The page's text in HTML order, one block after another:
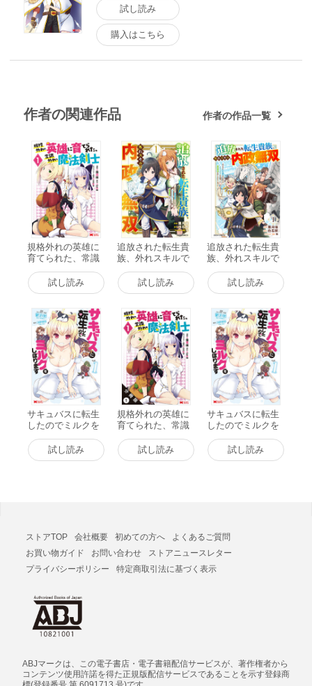
試し読み
購入はこちら
作者の関連作品 作者の作品一覧
規格外れの英雄に
育てられた、常識
外れの魔法剣士(コ
ミック) : 1 電子書
籍版
試し読み
追放された転生貴
族、外れスキルで
内政無双～気まま
に領地運営するは
ずが、スキル『ガ
強領地を作り上げ
てしまった～1巻
電子書籍版
試し読み
追放された転生貴
族、外れスキルで
内政無双～気まま
に領地運営するは
ずが、スキル『ガ
強領地を作り上げ
てしまった～【分
冊版】1巻 電子書
籍版
試し読み
サキュバスに転生
したのでミルクを
しぼります(コミッ
ク) 分冊版 : 1 電子
書籍版
試し読み
規格外れの英雄に
育てられた、常識
外れの魔法剣士(コ
ミック) 分冊版 : 1
電子書籍版
試し読み
サキュバスに転生
したのでミルクを
しぼります(コミッ
ク) : 1 電子書籍版
試し読み
ストアTOP 会社概要 初めての方へ
よくあるご質問
お買い物ガイド
お問い合わせ
ストアニュースレター
プライバシーポリシー
特定商取引法に基づく表示
ABJマークは、この電子書店・電子書籍配信サービスが、著作権者から
コンテンツ使用許諾を得た正規版配信サービスであることを示す登録商